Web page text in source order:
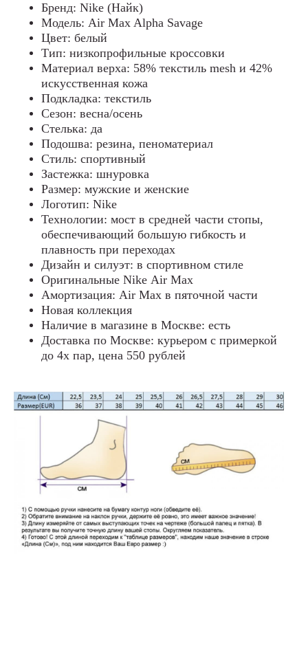
Бренд: Nike (Найк)
Модель: Air Max Alpha Savage
Цвет: белый
Тип: низкопрофильные кроссовки
Материал верха: 58% текстиль mesh и 42%
искусственная кожа
Подкладка: текстиль
Сезон: весна/осень
Стелька: да
Подошва: резина, пеноматериал
Стиль: спортивный
Застежка: шнуровка
Размер: мужские и женские
Логотип: Nike
Технологии: мост в средней части стопы,
обеспечивающий большую гибкость и
плавность при переходах
Дизайн и силуэт: в спортивном стиле
Оригинальные Nike Air Max
Амортизация: Air Max в пяточной части
Новая коллекция
Наличие в магазине в Москве: есть
Доставка по Москве: курьером с примеркой
до 4х пар, цена 550 рублей